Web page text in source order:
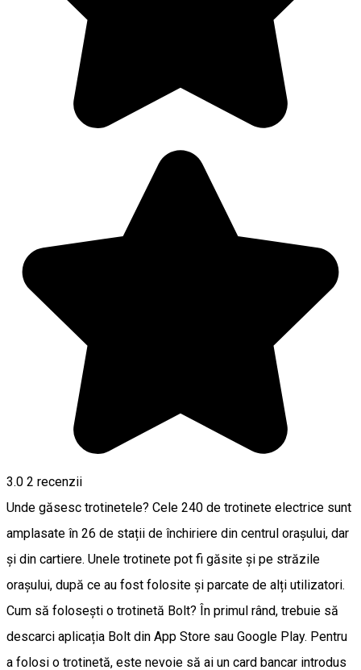
3.0 2 recenzii
Unde găsesc trotinetele? Cele 240 de trotinete electrice sunt
amplasate în 26 de stații de închiriere din centrul orașului, dar
și din cartiere. Unele trotinete pot fi găsite și pe străzile
orașului, după ce au fost folosite și parcate de alți utilizatori.
Cum să folosești o trotinetă Bolt? În primul rând, trebuie să
descarci aplicația Bolt din App Store sau Google Play. Pentru
a folosi o trotinetă, este nevoie să ai un card bancar introdus